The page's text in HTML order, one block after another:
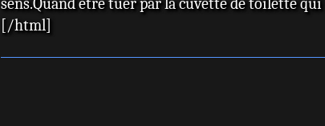
a
g
sens.Quand être tuer par la cuvette de toilette
[/html]